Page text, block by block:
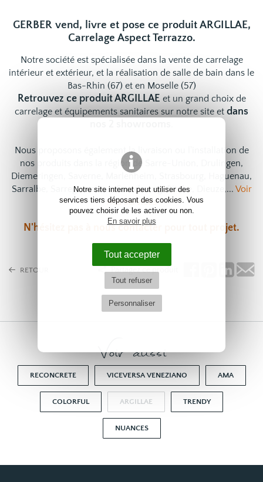
Notre site internet peut utiliser des
services tiers déposant des cookies. Vous
pouvez choisir de les activer ou non.
En savoir plus
Tout accepter
Tout refuser
Personnaliser
GERBER vend, livre et pose ce produit ARGILLAE,
Carrelage Aspect Terrazzo.
Notre société est spécialisée dans la vente de carrelage
intérieur et extérieur, et la réalisation de salle de bain dans le
Bas-Rhin (67) et en Moselle (57)
Retrouvez ce produit ARGILLAE et un grand choix de
carrelage et équipements sanitaires sur notre site et dans
Nous proposons également la livraison ou l'installation de
nos produits dans la région de Sarre-Union, Drulingen,
Diemeringen, Saverne, Marlenheim, Strasbourg, Haguenau,
Sarralbe, Sarreguemines, Sarrebourg, Bitche, Dieuze,... Voir
nos services
N'hésitez pas à nous contacter pour tout projet.
RETOUR Partagez ce produit
Voir aussi
RECONCRETE VICEVERSA VENEZIANO AMA
COLORFUL ARGILLAE TRENDY
NUANCES